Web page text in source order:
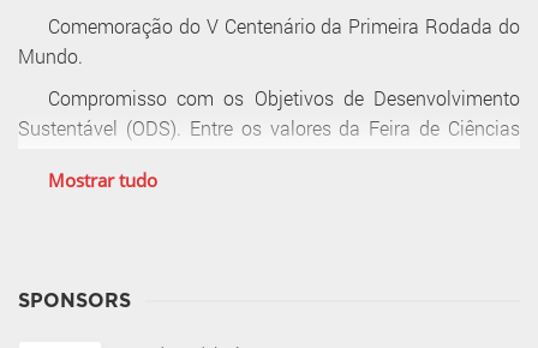
Comemoração do V Centenário da Primeira Rodada do
Mundo.
Compromisso com os Objetivos de Desenvolvimento
Sustentável (ODS). Entre os valores da Feira de Ciências
condições de vida no planeta, daí o compromisso com os
Mostrar tudo
SPONSORS